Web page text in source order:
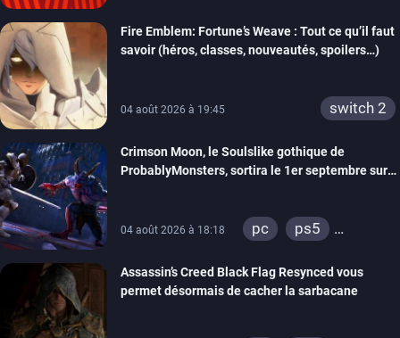
Fire Emblem: Fortune’s Weave : Tout ce qu’il faut
savoir (héros, classes, nouveautés, spoilers…)
04 août 2026 à 19:45 switch 2
Crimson Moon, le Soulslike gothique de
ProbablyMonsters, sortira le 1er septembre sur
04 août 2026 à 18:18 pc
ps5
Assassin’s Creed Black Flag Resynced vous
permet désormais de cacher la sarbacane